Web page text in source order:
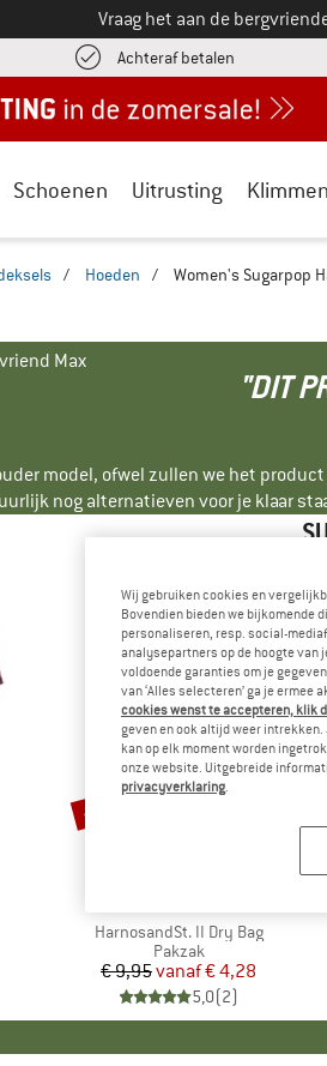
Vraag het aan de
Achteraf betalen vind de
Schoenen Uitrusting Klimmen
/ Hoeden / Women's Sugarpop
Max
"DIT
model, ofwel zullen we het
nog alternatieven voor je klaar
Artikel
HarnosandSt. II Dry Bag
Productgroep
Pakzak
Prijs
€ 9,95 Verlaagde prijs
vanaf€ 4,28
5,0(2)
Korting
-57%
Wij gebruiken cookies en
Bovendien bieden we bijkomende
personaliseren, resp. social-
analysepartners op de hoogte van
voldoende garanties om je
van ‘Alles selecteren’ ga je ermee
cookies wenst te accepteren, klik
geven en ook altijd weer
kan op elk moment worden
onze website. Uitgebreide
privacyverklaring.